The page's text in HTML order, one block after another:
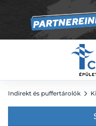
Indirekt és puffertárolók